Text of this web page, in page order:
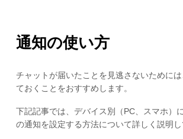
通知の使い方
チャットが届いたことを見逃さないために
ておくことをおすすめします。
下記記事では、デバイス別（PC、スマホ）
の通知を設定する方法について詳しく説明し